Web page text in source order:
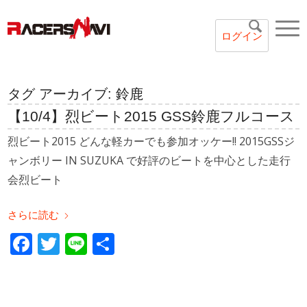
ログイン
タグ アーカイブ:鈴鹿
【10/4】烈ビート2015 GSS鈴鹿フルコース
烈ビート2015 どんな軽カーでも参加オッケー!! 2015GSSジ
ャンボリー IN SUZUKA で好評のビートを中心とした走行
会烈ビート
さらに読む
Facebook
Twitter
Line